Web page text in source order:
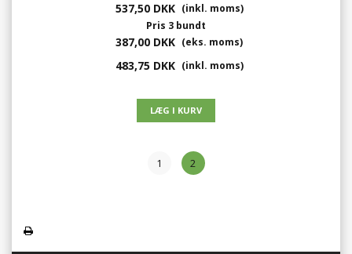
537,50 DKK (inkl. moms)
Pris 3 bundt
387,00 DKK (eks. moms)
483,75 DKK (inkl. moms)
1 2